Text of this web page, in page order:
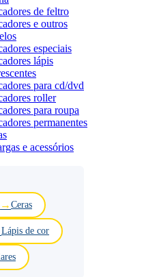
de feltro
e outros
especiais
lápis
para cd/dvd
roller
para roupa
permanentes
e acessórios
Ceras
Lápis de cor